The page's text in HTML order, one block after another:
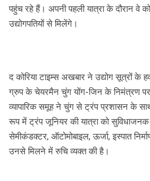
पहुंच रहे हैं। अपनी पहली यात्रा के दौरान वे
उद्योगपतियों से मिलेंगे।
द कोरिया टाइम्स अखबार ने उद्योग सूत्रों के
ग्रुप के चेयरमैन चुंग योंग-जिन के निमंत्रण पर
व्यापारिक समूह ने चुंग से ट्रंप प्रशासन के
रूप में ट्रंप जूनियर की यात्रा को
सेमीकंडक्टर, ऑटोमोबाइल, ऊर्जा, इस्पात
उनसे मिलने में रुचि व्यक्त की है।